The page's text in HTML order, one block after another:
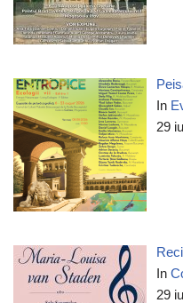
In
29
In
29